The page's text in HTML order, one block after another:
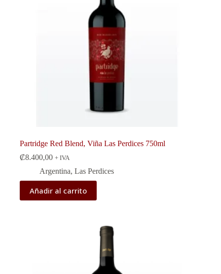
Partridge Red Blend, Viña Las Perdices 750ml
₡8.400,00 + IVA
Argentina, Las Perdices
Añadir al carrito